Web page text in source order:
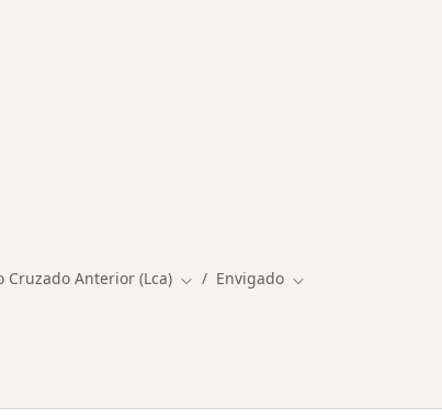
Cruzado Anterior (Lca) Cambiar de ciudad
Envigado Cambiar de ciudad